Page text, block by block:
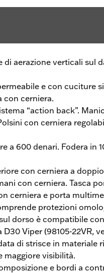
di aerazione verticali sul
e con cuciture
con cerniera.
“action back”.
con cerniera
a 600 denari. Fodera in
con cerniera a
con cerniera. Tasca
cerniera e porta
protezioni
dorso è compatibile
Viper (98105-22VR,
di strisce in materiale
maggiore visibilità.
e bordi a